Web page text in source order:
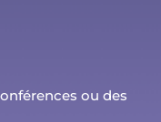
ou des